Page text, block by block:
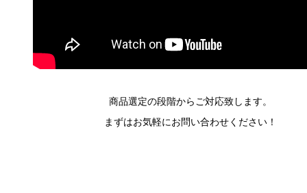
商品選定の段階からご対応致します。
まずはお気軽にお問い合わせください！